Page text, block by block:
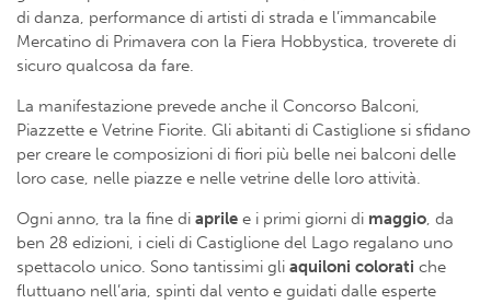
di danza, performance di artisti di strada e l’immancabile
Mercatino di Primavera con la Fiera Hobbystica, troverete di
sicuro qualcosa da fare.
La manifestazione prevede anche il Concorso Balconi,
Piazzette e Vetrine Fiorite. Gli abitanti di Castiglione si sfidano
per creare le composizioni di fiori più belle nei balconi delle
loro case, nelle piazze e nelle vetrine delle loro attività.
Ogni anno, tra la fine di aprile e i primi giorni di maggio, da
ben 28 edizioni, i cieli di Castiglione del Lago regalano uno
spettacolo unico. Sono tantissimi gli aquiloni colorati che
fluttuano nell’aria, spinti dal vento e guidati dalle esperte